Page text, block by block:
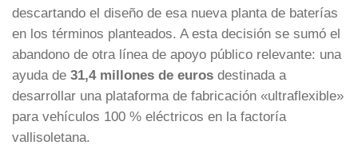
descartando el diseño de esa nueva planta de baterías
en los términos planteados. A esta decisión se sumó el
abandono de otra línea de apoyo público relevante: una
ayuda de 31,4 millones de euros destinada a
desarrollar una plataforma de fabricación «ultraflexible»
para vehículos 100 % eléctricos en la factoría
vallisoletana.